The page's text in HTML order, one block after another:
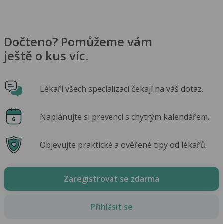
Dočteno? Pomůžeme vám
ještě o kus víc.
Lékaři všech specializací čekají na váš dotaz.
Naplánujte si prevenci s chytrým kalendářem.
Objevujte praktické a ověřené tipy od lékařů.
Zaregistrovat se zdarma
Přihlásit se